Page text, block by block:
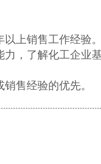
以上销售工作经验
力，了解化工企业
售经验的优先。